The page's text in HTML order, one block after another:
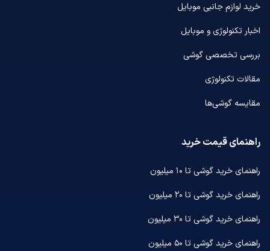
خرید لوازم جانبی موبایل
اخبار تکنولوژی و موبایل
بررسی تخصصی گوشی
مقالات تکنولوژی
مقایسه گوشی‌ها
راهنمای قیمت خرید
راهنمای خرید گوشی تا ۱۰ میلیون
راهنمای خرید گوشی تا ۲۰ میلیون
راهنمای خرید گوشی تا ۳۰ میلیون
راهنمای خرید گوشی تا ۵۰ میلیون